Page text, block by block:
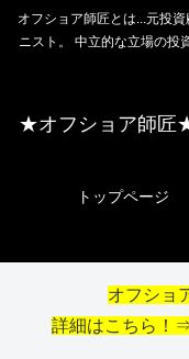
オフショア師匠とは...元投
ニスト。 中立的な立場の投
★オフショア師匠
トップページ
オフショ
詳細はこちら！